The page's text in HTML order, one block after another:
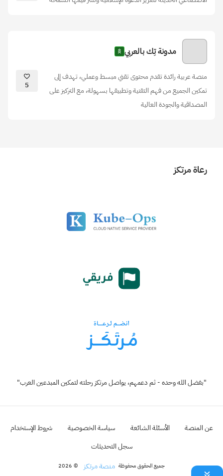
مدونة تِك بالعربي
منصة عربية رائدة تقدم محتوى تقني مبسط وعملي، تهدف إلى
تمكين الجميع من فهم التقنية وتطبيقها بسهولة، مع التركيز على
المصداقية والجودة العالية
5
رعاة مرتكز
"بفضل الله وحده - ثم دعمهم، يواصل مرتكز رحلته لتمكين المبدعين العرب"
عن المنصة الأسئلة الشائعة سياسة الخصوصية
شروط الإستخدام
سجل التحديثات
جميع الحقوق محفوظة منصة مرتكز © 2026